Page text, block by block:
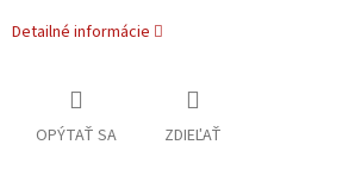
Detailné informácie
OPÝTAŤ SA ZDIEĽAŤ